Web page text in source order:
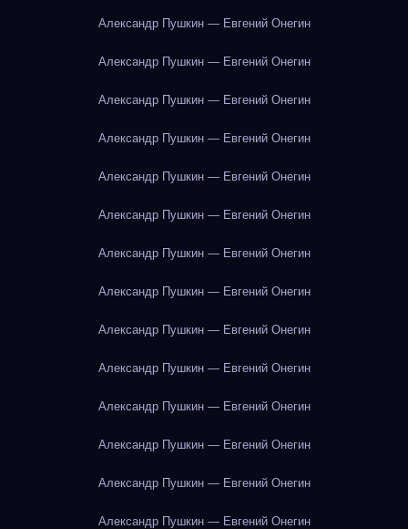
Александр Пушкин — Евгений Онегин
Александр Пушкин — Евгений Онегин
Александр Пушкин — Евгений Онегин
Александр Пушкин — Евгений Онегин
Александр Пушкин — Евгений Онегин
Александр Пушкин — Евгений Онегин
Александр Пушкин — Евгений Онегин
Александр Пушкин — Евгений Онегин
Александр Пушкин — Евгений Онегин
Александр Пушкин — Евгений Онегин
Александр Пушкин — Евгений Онегин
Александр Пушкин — Евгений Онегин
Александр Пушкин — Евгений Онегин
Александр Пушкин — Евгений Онегин